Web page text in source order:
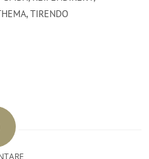
,TIRENDO